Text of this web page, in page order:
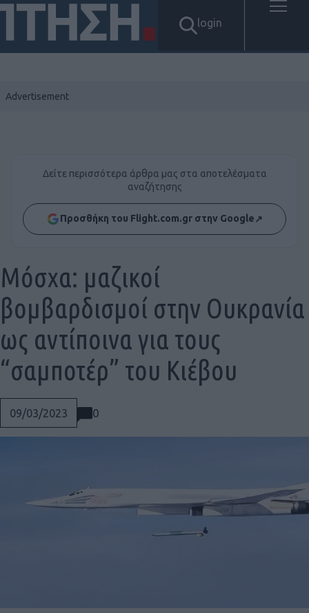
login
Δείτε περισσότερα άρθρα μας στα αποτελέσματα
αναζήτησης
Προσθήκη του Flight.com.gr στην Google↗
09/03/2023 0
Μόσχα: μαζικοί
βομβαρδισμοί στην Ουκρανία
ως αντίποινα για τους
“σαμποτέρ” του Κιέβου